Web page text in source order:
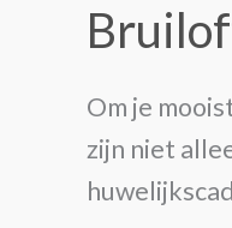
Om je
zijn niet